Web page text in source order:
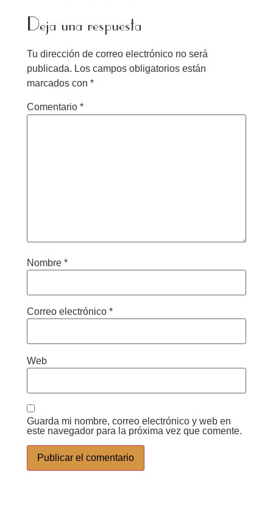
Deja una respuesta
Tu dirección de correo electrónico no será
publicada. Los campos obligatorios están
marcados con *
Comentario *
Nombre *
Correo electrónico *
Web
Guarda mi nombre, correo electrónico y web en
este navegador para la próxima vez que comente.